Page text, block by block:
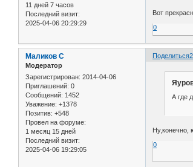
11 дней 7 часов
Последний визит:
2025-04-06 20:29:29
Вот
0
Поделиться
Маликов С
Модератор
Зарегистрирован: 2014-04-06
Приглашений: 0
Сообщений: 1452
Уважение: +1378
Позитив: +548
Провел на форуме:
1 месяц 15 дней
Последний визит:
2025-04-06 19:29:05
А где
Ну,конечно,
0